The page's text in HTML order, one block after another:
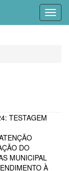
TESTAGEM
DO
MUNICIPAL
À